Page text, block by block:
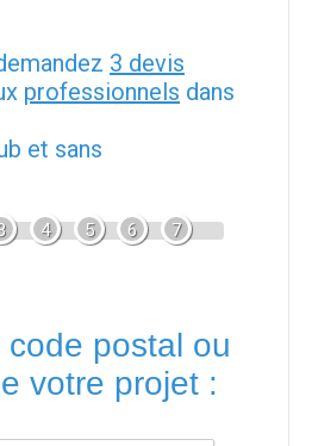
3 devis
professionnels dans
et sans
4 5 6 7
code postal ou
votre projet :